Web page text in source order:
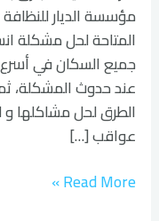
مؤسسة الديار
المتاحة لحل مشكلة
جميع السكان في
عند حدوث المشكلة،
الطرق لحل مشاكلها
عواقب […]
Read More »